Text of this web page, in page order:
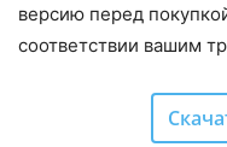
версию перед
соответствии вашим